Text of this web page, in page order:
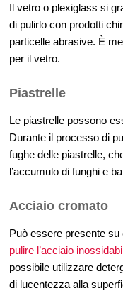
Il vetro o plexiglass si
di pulirlo con prodotti
particelle abrasive. È
per il vetro.
Piastrelle
Le piastrelle possono
Durante il processo di
fughe delle piastrelle,
l’accumulo di funghi e
Acciaio cromato
Può essere presente
pulire l’acciaio
possibile utilizzare
di lucentezza alla